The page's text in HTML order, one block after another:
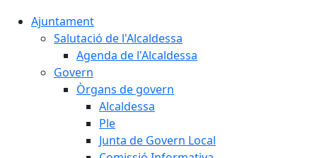
Ajuntament
Salutació de l'Alcaldessa
Agenda de l'Alcaldessa
Govern
Òrgans de govern
Alcaldessa
Ple
Junta de Govern Local